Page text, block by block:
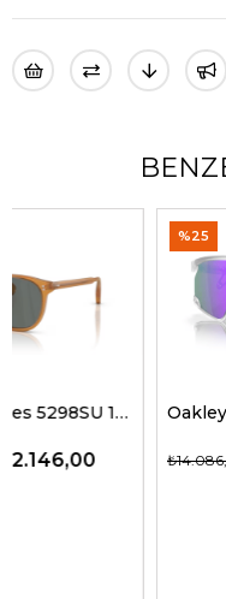
₺14.086,00